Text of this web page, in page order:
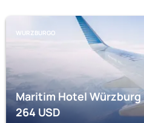
WURZBURGO
Maritim Hotel Würzburg
264USD